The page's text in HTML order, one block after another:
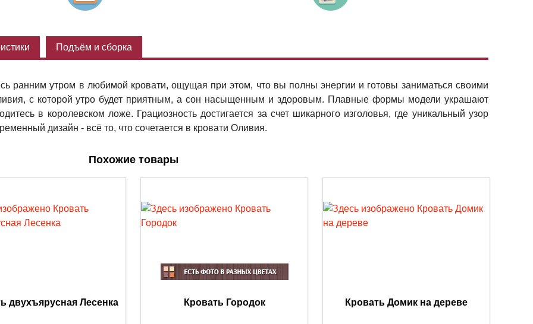
Подъём и сборка
ранним утром в любимой кровати, ощущая при этом, что вы полны энергии и готовы заниматься своими
с которой утро будет приятным, а сон насыщенным и здоровым. Плавные формы модели украшают
в королевском ложе. Грациозность достигается за счет шикарного изголовья, где уникальный узор
дизайн - всё то, что сочетается в кровати Оливия.
Похожие товары
двухъярусная Лесенка Кровать Городок Кровать Домик на дереве